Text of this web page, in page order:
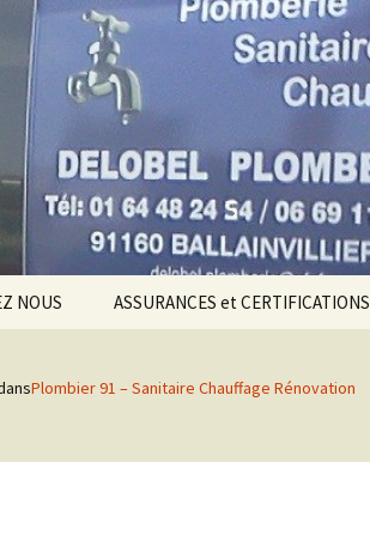
NOUS ASSURANCES et CERTIFICATIONS
Plombier 91 – Sanitaire Chauffage Rénovation